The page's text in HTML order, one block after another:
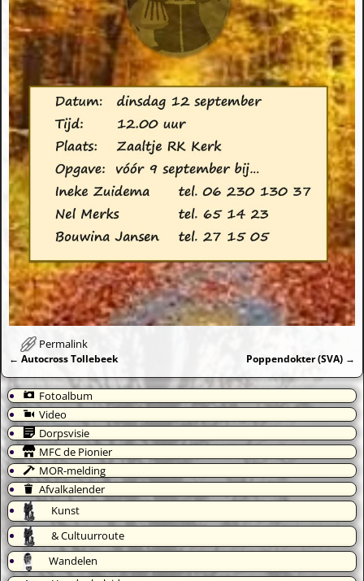
Permalink
Bericht navigatie
← Autocross Tollebeek Poppendokter (SVA) →
Fotoalbum
Video
Dorpsvisie
MFC de Pionier
MOR-melding
Afvalkalender
Kunst
& Cultuurroute
Wandelen